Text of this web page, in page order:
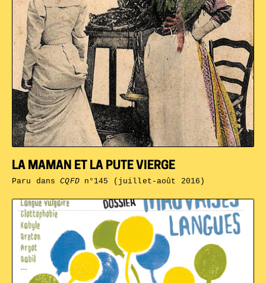
LA MAMAN ET LA PUTE VIERGE
Paru dansCQFDn°145 (juillet-août 2016)